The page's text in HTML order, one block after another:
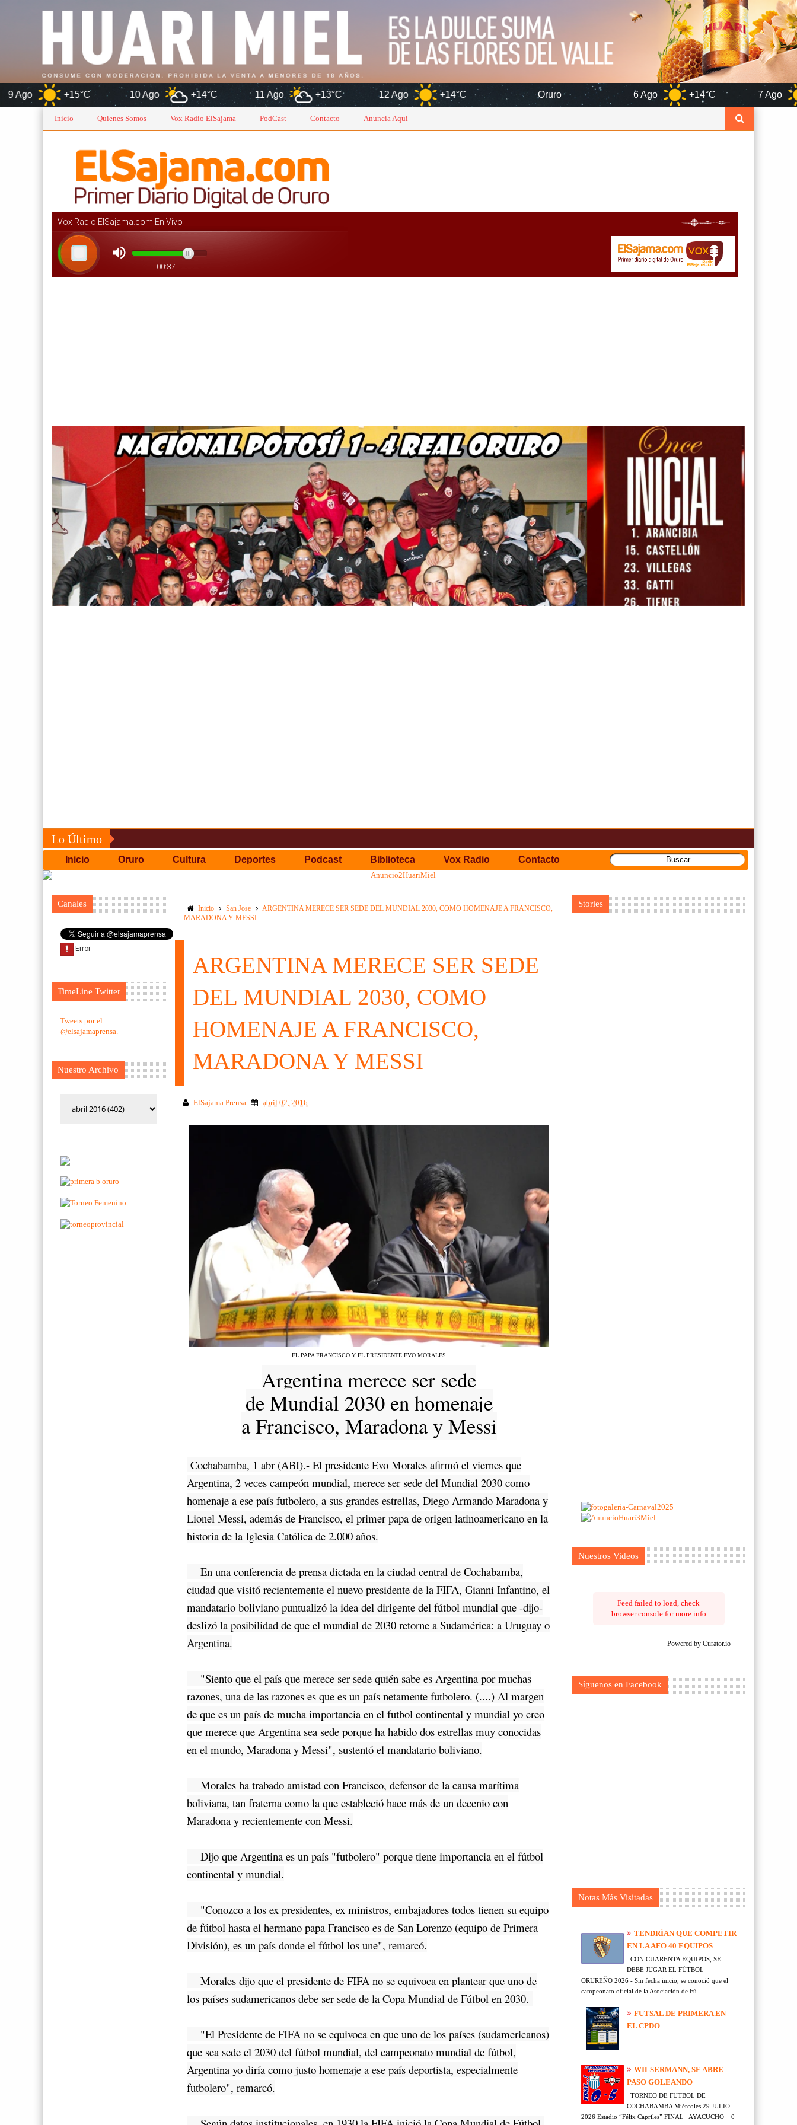
+15°C 10 Ago +14°C 11 Ago +13°C 12 Ago +14°C Oruro 6 Ago +14°C 7 Ago +16°C
Inicio Quienes Somos Vox Radio ElSajama PodCast Contacto Anuncia Aqui
Lo Último
Inicio Oruro Cultura Deportes Podcast Biblioteca Vox Radio Contacto
Canales
TimeLine Twitter
Tweets por el
@elsajamaprensa.
Nuestro Archivo
Inicio San Jose
ARGENTINA MERECE SER SEDE DEL MUNDIAL 2030, COMO HOMENAJE A FRANCISCO,
MARADONA Y MESSI
ARGENTINA MERECE SER SEDE
DEL MUNDIAL 2030, COMO
HOMENAJE A FRANCISCO,
MARADONA Y MESSI
ElSajama Prensa abril 02, 2016
EL PAPA FRANCISCO Y EL PRESIDENTE EVO MORALES
Argentina merece ser sede
de Mundial 2030 en homenaje
a Francisco, Maradona y Messi
Cochabamba, 1 abr (ABI).- El presidente Evo Morales afirmó el viernes que
Argentina, 2 veces campeón mundial, merece ser sede del Mundial 2030 como
homenaje a ese país futbolero, a sus grandes estrellas, Diego Armando Maradona y
Lionel Messi, además de Francisco, el primer papa de origen latinoamericano en la
historia de la Iglesia Católica de 2.000 años.
En una conferencia de prensa dictada en la ciudad central de Cochabamba,
ciudad que visitó recientemente el nuevo presidente de la FIFA, Gianni Infantino, el
mandatario boliviano puntualizó la idea del dirigente del fútbol mundial que -dijo-
deslizó la posibilidad de que el mundial de 2030 retorne a Sudamérica: a Uruguay o
Argentina.
"Siento que el país que merece ser sede quién sabe es Argentina por muchas
razones, una de las razones es que es un país netamente futbolero. (....) Al margen
de que es un país de mucha importancia en el futbol continental y mundial yo creo
que merece que Argentina sea sede porque ha habido dos estrellas muy conocidas
en el mundo, Maradona y Messi", sustentó el mandatario boliviano.
Morales ha trabado amistad con Francisco, defensor de la causa marítima
boliviana, tan fraterna como la que estableció hace más de un decenio con
Maradona y recientemente con Messi.
Dijo que Argentina es un país "futbolero" porque tiene importancia en el fútbol
continental y mundial.
"Conozco a los ex presidentes, ex ministros, embajadores todos tienen su equipo
de fútbol hasta el hermano papa Francisco es de San Lorenzo (equipo de Primera
División), es un país donde el fútbol los une", remarcó.
Morales dijo que el presidente de FIFA no se equivoca en plantear que uno de
los países sudamericanos debe ser sede de la Copa Mundial de Fútbol en 2030.
"El Presidente de FIFA no se equivoca en que uno de los países (sudamericanos)
que sea sede el 2030 del fútbol mundial, del campeonato mundial de fútbol,
Argentina yo diría como justo homenaje a ese país deportista, especialmente
futbolero", remarcó.
Stories
Nuestros Videos
Feed failed to load, check
browser console for more info
Powered by Curator.io
Síguenos en Facebook
Notas Más Visitadas
TENDRÍAN QUE COMPETIR
EN LA AFO 40 EQUIPOS
CON CUARENTA EQUIPOS, SE
DEBE JUGAR EL FÚTBOL
ORUREÑO 2026 - Sin fecha inicio, se conoció que el
campeonato oficial de la Asociación de Fú...
FUTSAL DE PRIMERA EN
EL CPDO
WILSERMANN, SE ABRE
PASO GOLEANDO
TORNEO DE FUTBOL DE
COCHABAMBA Miércoles 29 JULIO
2026 Estadio “Félix Capriles” FINAL AYACUCHO 0